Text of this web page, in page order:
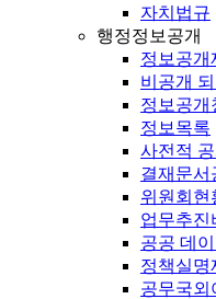
자치법규
행정정보공개
정보공개
비공개
정보공개
정보목록
사전적 공
결재문서
위원회현
업무추진
공공 데
정책실명
공무국외